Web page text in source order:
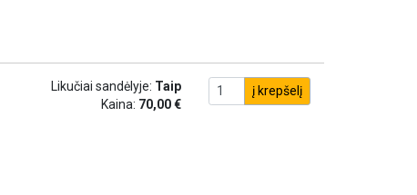
Likučiai sandėlyje: Taip
Kaina: 70,00 €
į krepšelį